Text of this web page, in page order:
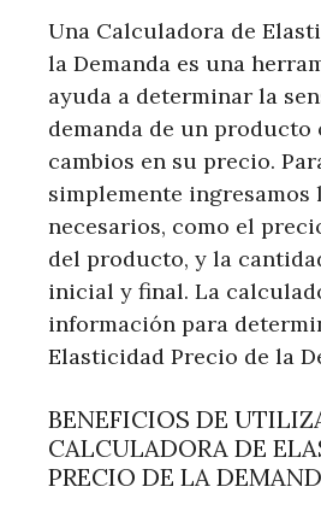
Una Calculadora de
la Demanda es una
ayuda a determinar la
demanda de un producto
cambios en su precio.
simplemente ingresamos
necesarios, como el
del producto, y la
inicial y final. La
información para
Elasticidad Precio de la
BENEFICIOS DE
CALCULADORA DE
PRECIO DE LA